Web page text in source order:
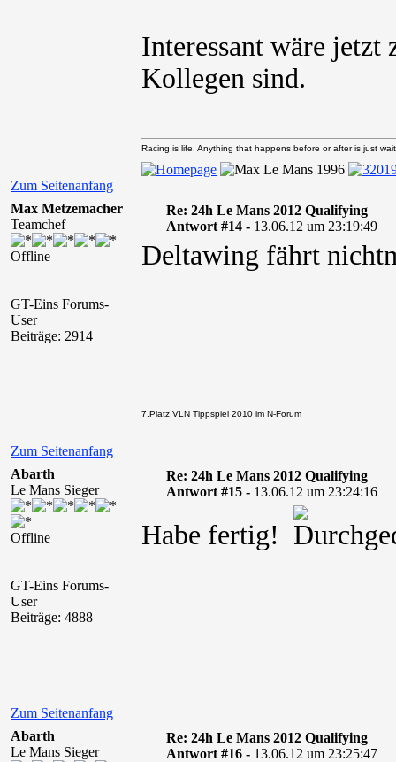
Interessant wäre jetzt
Kollegen sind.
Zum Seitenanfang
Racing is life. Anything that happens before or after is just
Max Metzemacher
Teamchef
Offline
GT-Eins Forums-
User
Beiträge: 2914
Re: 24h Le Mans 2012 Qualifying
Antwort #14 - 13.06.12 um 23:19:49
Deltawing fährt
Zum Seitenanfang
7.Platz VLN Tippspiel 2010 im N-Forum
Abarth
Le Mans Sieger
Offline
GT-Eins Forums-
User
Beiträge: 4888
Re: 24h Le Mans 2012 Qualifying
Antwort #15 - 13.06.12 um 23:24:16
Habe fertig!
Zum Seitenanfang
Abarth
Le Mans Sieger
Re: 24h Le Mans 2012 Qualifying
Antwort #16 - 13.06.12 um 23:25:47